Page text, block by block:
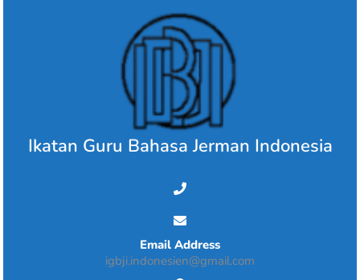
Ikatan Guru Bahasa Jerman Indonesia
Email Address
igbji.indonesien@gmail.com